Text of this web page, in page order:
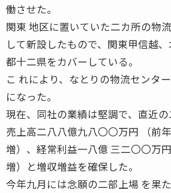
働させた。
関東 地区に置いていた二カ所の物
して新設したもので、関東甲信越
都十二県をカバーしている。
こ れにより、なとりの物流センタ
になった。
現在、同社の業績は堅調で、直近
売上高二八八億九八〇〇万円 （前
増）、経常利益一八億 三二〇〇万
増）と増収増益を確保した。
今年九月には念願の二部上場 を果た